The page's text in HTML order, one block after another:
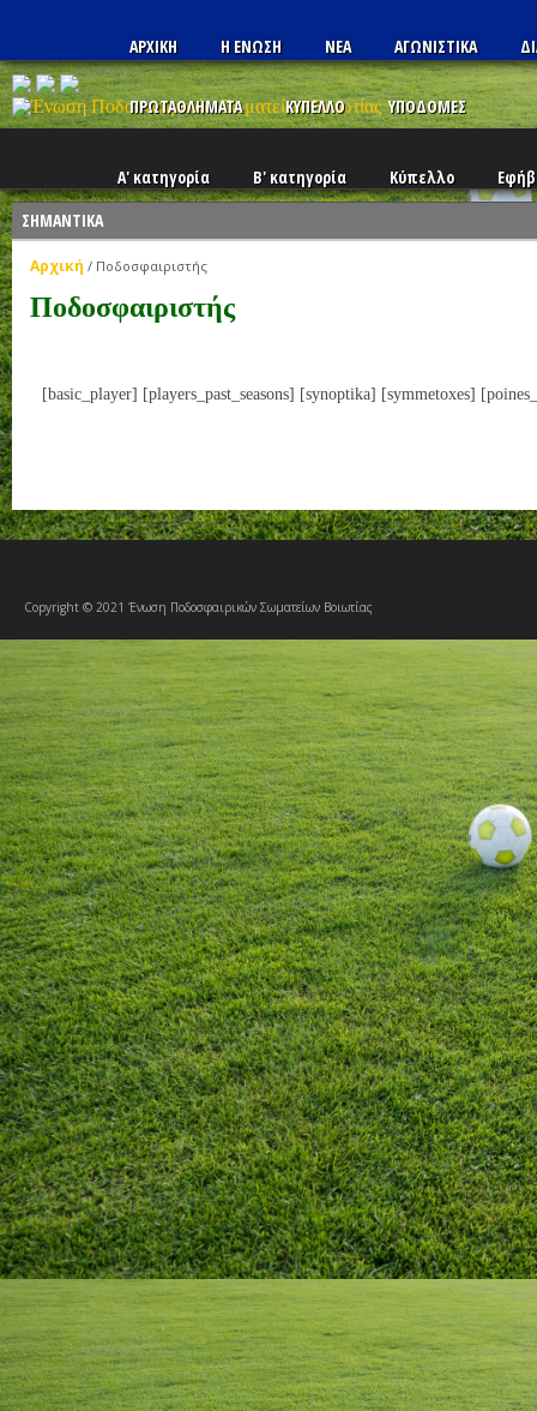
ΑΡΧΙΚΗ Η ΕΝΩΣΗ ΝΕΑ ΑΓΩΝΙΣΤΙΚΑ
ΠΡΩΤΑΘΛΗΜΑΤΑ ΚΥΠΕΛΛΟ ΥΠΟΔΟΜΕΣ
Α' κατηγορία Β' κατηγορία Κύπελλο
ΣΗΜΑΝΤΙΚΑ
Αρχική / Ποδοσφαιριστής
Ποδοσφαιριστής
[basic_player] [players_past_seasons] [synoptika] [symmetoxes]
Copyright © 2021 Ένωση Ποδοσφαιρικών Σωματείων Βοιωτίας